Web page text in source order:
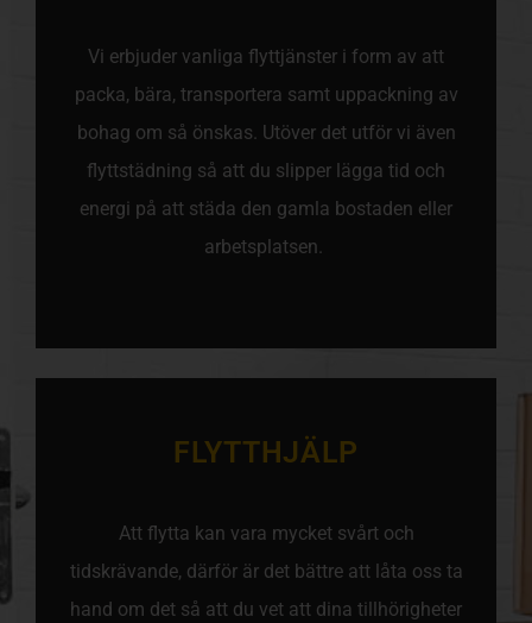
Vi erbjuder vanliga flyttjänster i form av att
packa, bära, transportera samt uppackning av
bohag om så önskas. Utöver det utför vi även
flyttstädning så att du slipper lägga tid och
energi på att städa den gamla bostaden eller
arbetsplatsen.
FLYTTHJÄLP
Att flytta kan vara mycket svårt och
tidskrävande, därför är det bättre att låta oss ta
hand om det så att du vet att dina tillhörigheter